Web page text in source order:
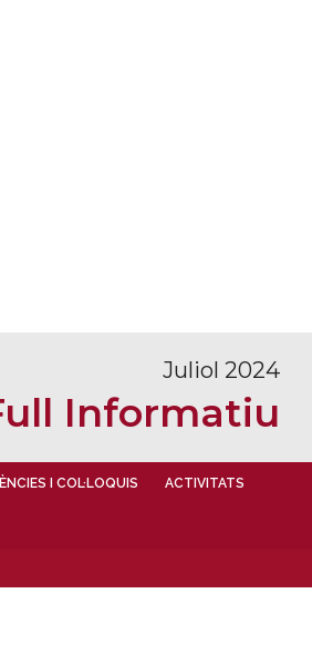
Juliol 2024
Informatiu
I COL·LOQUIS ACTIVITATS